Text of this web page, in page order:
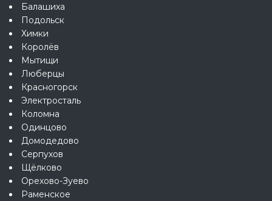
Балашиха
Подольск
Химки
Королёв
Мытищи
Люберцы
Красногорск
Электросталь
Коломна
Одинцово
Домодедово
Серпухов
Щёлково
Орехово-Зуево
Раменское